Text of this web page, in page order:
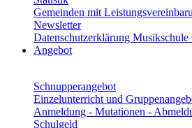
Gemeinden mit
Newsletter
Datenschutzerklärung Musikschule
Angebot
Schnupperangebot
Einzelunterricht und
Anmeldung - Mutationen -
Schulgeld